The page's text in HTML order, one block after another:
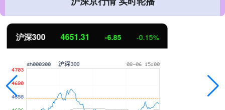
北证50 1122.88 3.42